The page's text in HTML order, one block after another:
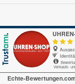
Verkaufs-
Echte-